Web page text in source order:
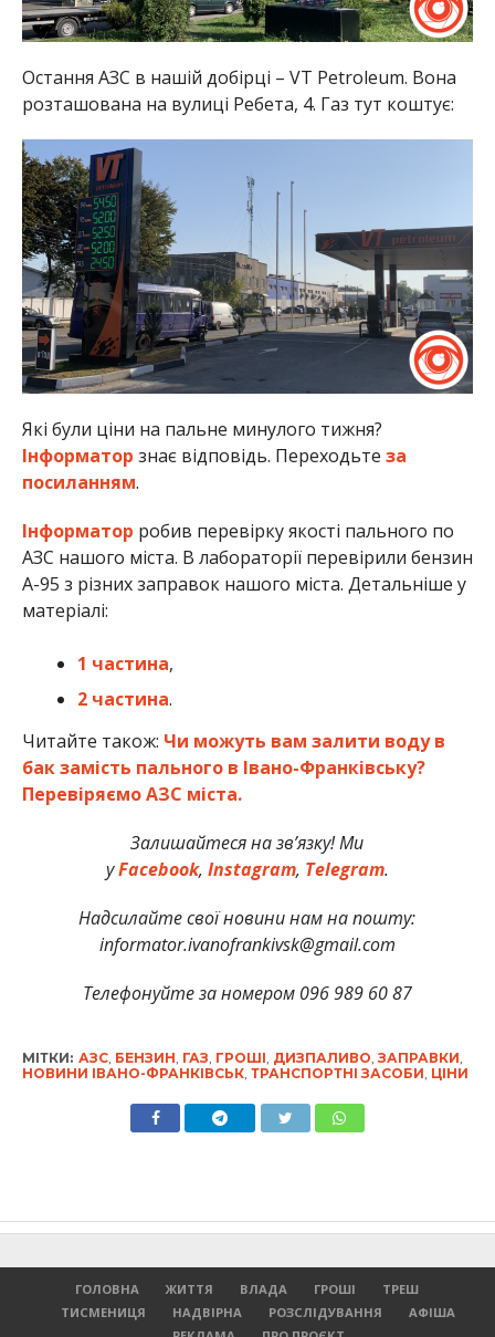
Остання АЗС в нашій добірці – VT Petroleum. Вона
розташована на вулиці Ребета, 4. Газ тут коштує:
Які були ціни на пальне минулого тижня?
Інформатор знає відповідь. Переходьте за
посиланням.
Інформатор робив перевірку якості пального по
АЗС нашого міста. В лабораторії перевірили бензин
А-95 з різних заправок нашого міста. Детальніше у
матеріалі:
1 частина,
2 частина.
Читайте також: Чи можуть вам залити воду в
бак замість пального в Івано-Франківську?
Перевіряємо АЗС міста.
Залишайтеся на зв’язку! Ми
уFacebook, Instagram, Telegram.
Надсилайте свої новини нам на пошту:
informator.ivanofrankivsk@gmail.com
Телефонуйте за номером 096 989 60 87
МІТКИ: АЗС, БЕНЗИН ГАЗ ГРОШІ ДИЗПАЛИВО ЗАПРАВКИ
НОВИНИ ІВАНО-ФРАНКІВСЬК, ТРАНСПОРТНІ ЗАСОБИ ЦІНИ
ГОЛОВНА ЖИТТЯ ВЛАДА ГРОШІ
ТРЕШ
ТИСМЕНИЦЯ
НАДВІРНА РОЗСЛІДУВАННЯ
АФІША